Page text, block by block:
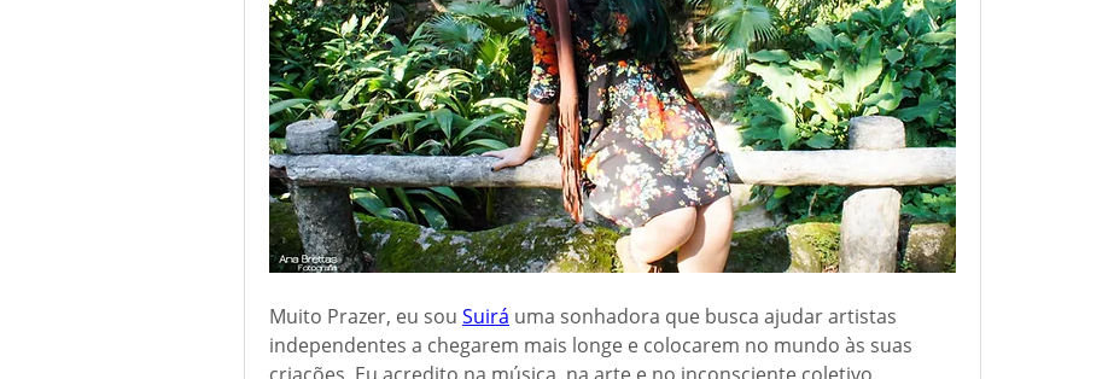
Muito Prazer, eu sou Suirá uma sonhadora que busca ajudar artistas
independentes a chegarem mais longe e colocarem no mundo às suas